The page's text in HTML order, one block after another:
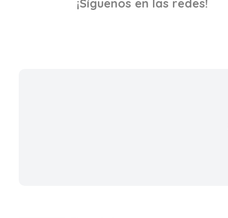
¡Síguenos en las redes!